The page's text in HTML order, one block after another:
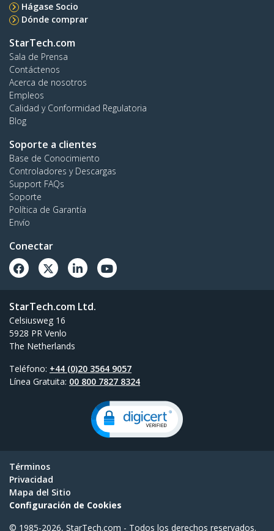
Hágase Socio
Dónde comprar
StarTech.com
Sala de Prensa
Contáctenos
Acerca de nosotros
Empleos
Calidad y Conformidad Regulatoria
Blog
Soporte a clientes
Base de Conocimiento
Controladores y Descargas
Support FAQs
Soporte
Política de Garantía
Envío
Conectar
StarTech.com Ltd.
Celsiusweg 16
5928 PR Venlo
The Netherlands
Teléfono: +44 (0)20 3564 9057
Línea Gratuita: 00 800 7827 8324
Términos
Privacidad
Mapa del Sitio
Configuración de Cookies
© 1985-2026, StarTech.com - Todos los derechos reservados.